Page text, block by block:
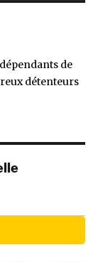
de
détenteurs